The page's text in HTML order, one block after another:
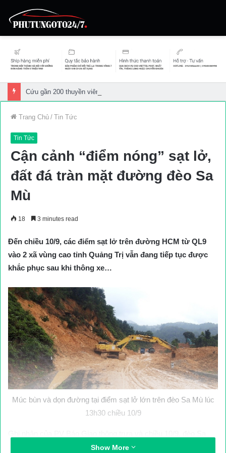
Cứu gần 200 thuyền viên gặp sự cố trên biển
Trang Chủ / Tin Tức
Tin Tức
Cận cảnh “điểm nóng” sạt lở,
đất đá tràn mặt đường đèo Sa
Mù
18 3 minutes read
Đến chiều 10/9, các điểm sạt lở trên đường HCM từ QL9
vào 2 xã vùng cao tỉnh Quảng Trị vẫn đang tiếp tục được
khắc phục sau khi thông xe…
Múc bùn và dọn đường tại điểm sạt lở lớn trên đèo Sa Mù lúc
13h30 chiều 10/9
Mù đoạn từ Km 205 đến đoạn Km 201 có hàng loạt điểm sạt lở,
Show More